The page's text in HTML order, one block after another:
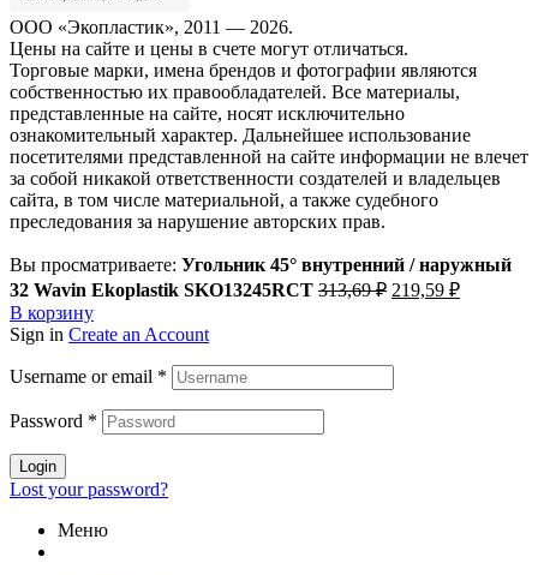
ООО «Экопластик», 2011 — 2026.
Цены на сайте и цены в счете могут отличаться.
Торговые марки, имена брендов и фотографии являются
собственностью их правообладателей. Все материалы,
представленные на сайте, носят исключительно
ознакомительный характер. Дальнейшее использование
посетителями представленной на сайте информации не влечет
за собой никакой ответственности создателей и владельцев
сайта, в том числе материальной, а также судебного
преследования за нарушение авторских прав.
Вы просматриваете: Угольник 45° внутренний / наружный
32 Wavin Ekoplastik SKO13245RCT 313,69₽ Первоначальная
219,59 ₽Текущая
В корзину
Sign in Create an Account
Username or email *
Password *
Login
Lost your password?
Меню